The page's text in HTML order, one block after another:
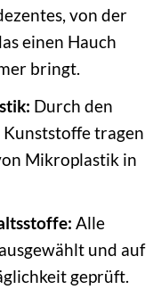
von der
einen Hauch
bringt.
Durch den
tragen
Mikroplastik in
Alle
und auf
geprüft.